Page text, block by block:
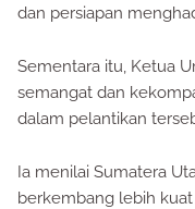
dan persiapan
Sementara itu, Ketua
semangat dan
dalam pelantikan
Ia menilai Sumatera
berkembang lebih